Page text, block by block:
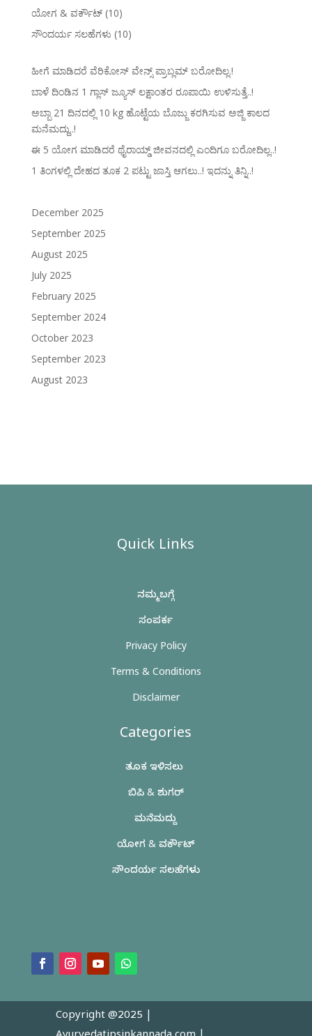
ಯೋಗ & ವರ್ಕೌಟ್(10)
ಸೌಂದರ್ಯ ಸಲಹೆಗಳು (10)
ಹೀಗೆ ಮಾಡಿದರೆ ವೆರಿಕೋಸ್‌ ವೇನ್ಸ್‌ ಪ್ರಾಬ್ಲಮ್‌ ಬರೋದಿಲ್ಲ.!
ಬಾಳೆ ದಿಂಡಿನ 1 ಗ್ಲಾಸ್ ಜ್ಯೂಸ್ ಲಕ್ಷಾಂತರ ರೂಪಾಯಿ ಉಳಿಸುತ್ತೆ..!
ಅಬ್ಬಾ 21 ದಿನದಲ್ಲಿ 10 kg ಹೊಟ್ಟೆಯ ಬೊಜ್ಜು ಕರಗಿಸುವ ಅಜ್ಜಿ ಕಾಲದ
ಮನೆಮದ್ದು..!
ಈ 5 ಯೋಗ ಮಾಡಿದರೆ ಥೈರಾಯ್ಡ್‌ ಜೀವನದಲ್ಲಿ ಎಂದಿಗೂ ಬರೋದಿಲ್ಲ..!
1 ತಿಂಗಳಲ್ಲಿ ದೇಹದ ತೂಕ 2 ಪಟ್ಟು ಜಾಸ್ತಿ ಆಗಲು..! ಇದನ್ನು ತಿನ್ನಿ..!
December 2025
September 2025
August 2025
July 2025
February 2025
September 2024
October 2023
September 2023
August 2023
Quick Links
ನಮ್ಮ ಬಗ್ಗೆ
ಸಂಪರ್ಕ
Privacy Policy
Terms & Conditions
Disclaimer
Categories
ತೂಕ ಇಳಿಸಲು
ಬಿಪಿ & ಶುಗರ್
ಮನೆಮದ್ದು
ಯೋಗ & ವರ್ಕೌಟ್
ಸೌಂದರ್ಯ ಸಲಹೆಗಳು
Copyright @2025 |